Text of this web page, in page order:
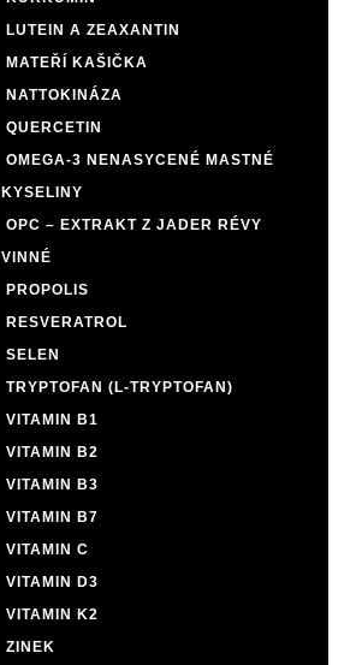
LUTEIN A ZEAXANTIN
MATEŘÍ KAŠIČKA
NATTOKINÁZA
QUERCETIN
OMEGA-3 NENASYCENÉ MASTNÉ
KYSELINY
OPC – EXTRAKT Z JADER RÉVY
VINNÉ
PROPOLIS
RESVERATROL
SELEN
TRYPTOFAN (L-TRYPTOFAN)
VITAMIN B1
VITAMIN B2
VITAMIN B3
VITAMIN B7
VITAMIN C
VITAMIN D3
VITAMIN K2
ZINEK